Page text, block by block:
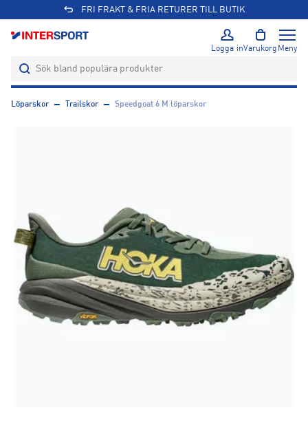
FRI FRAKT & FRIA RETURER TILL BUTIK
Logga inVarukorg Meny
Löparskor Trailskor Speedgoat 6 M löparskor